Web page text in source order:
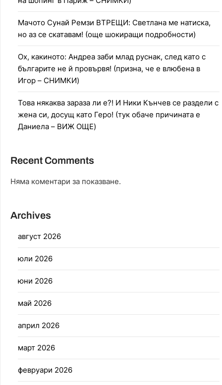
Мачото Сунай Ремзи ВТРЕЩИ: Светлана ме натиска,
но аз се скатавам! (още шокиращи подробности)
Ох, какиното: Андреа заби млад руснак, след като с
българите не й провървя! (призна, че е влюбена в
Игор – СНИМКИ)
Това някаква зараза ли е?! И Ники Кънчев се раздели с
жена си, досущ като Геро! (тук обаче причината е
Даниела – ВИЖ ОЩЕ)
Recent Comments
Няма коментари за показване.
Archives
август 2026
юли 2026
юни 2026
май 2026
април 2026
март 2026
февруари 2026